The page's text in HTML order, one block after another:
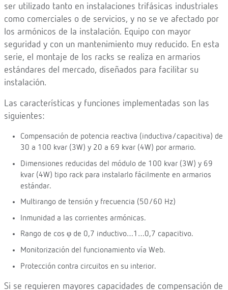
ser utilizado tanto en instalaciones trifásicas industriales
como comerciales o de servicios, y no se ve afectado por
los armónicos de la instalación. Equipo con mayor
seguridad y con un mantenimiento muy reducido. En esta
serie, el montaje de los racks se realiza en armarios
estándares del mercado, diseñados para facilitar su
instalación.
Las características y funciones implementadas son las
siguientes:
Compensación de potencia reactiva (inductiva/capacitiva) de
30 a 100 kvar (3W) y 20 a 69 kvar (4W) por armario.
Dimensiones reducidas del módulo de 100 kvar (3W) y 69
kvar (4W) tipo rack para instalarlo fácilmente en armarios
estándar.
Multirango de tensión y frecuencia (50/60 Hz)
Inmunidad a las corrientes armónicas.
Rango de cos φ de 0,7 inductivo…1…0,7 capacitivo.
Monitorización del funcionamiento vía Web.
Protección contra circuitos en su interior.
Si se requieren mayores capacidades de compensación de